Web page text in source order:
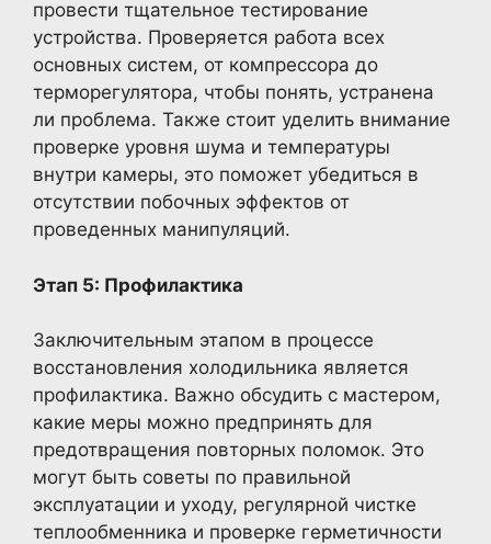
провести тщательное тестирование
устройства. Проверяется работа всех
основных систем, от компрессора до
терморегулятора, чтобы понять, устранена
ли проблема. Также стоит уделить внимание
проверке уровня шума и температуры
внутри камеры, это поможет убедиться в
отсутствии побочных эффектов от
проведенных манипуляций.
Этап 5: Профилактика
Заключительным этапом в процессе
восстановления холодильника является
профилактика. Важно обсудить с мастером,
какие меры можно предпринять для
предотвращения повторных поломок. Это
могут быть советы по правильной
эксплуатации и уходу, регулярной чистке
теплообменника и проверке герметичности